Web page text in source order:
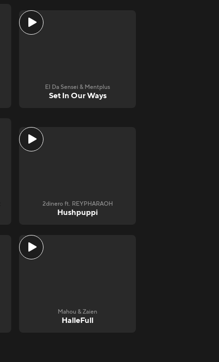
El Da Sensei & Mentplus
Set In Our Ways
2dinero ft. REYPHARAOH
Hushpuppi
Mahou & Zaien
HalleFull